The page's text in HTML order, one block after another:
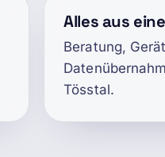
Alles aus
Beratung,
Tösstal.